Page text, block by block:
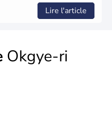
Lire l'article
Okgye-ri